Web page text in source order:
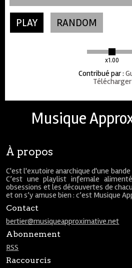
PLAY RANDOM
x1.00
Contribué par:
Télécharger
Musique
À propos
C'est l'exutoire anarchique d'une
C’est une playlist infernale
obsessions et les découvertes de
et on s’y amuse bien : c’est Musique
Contact
bertier@musiqueapproximative.net
Abonnement
RSS
Raccourcis